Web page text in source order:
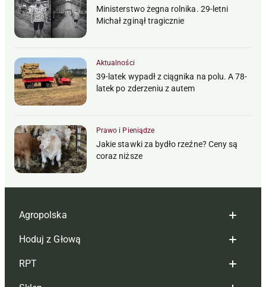
Ministerstwo żegna rolnika. 29-letni
Michał zginął tragicznie
Aktualności
39-latek wypadł z ciągnika na polu. A 78-
latek po zderzeniu z autem
Prawo i Pieniądze
Jakie stawki za bydło rzeźne? Ceny są
coraz niższe
Agropolska
Redakcja
Reklama
Hoduj z Głową
Hoduj z głową bydło
RPT